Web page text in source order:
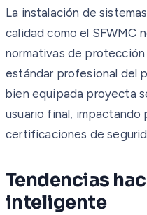
La instalación de
calidad como el SFWMC
normativas de
estándar profesional del
bien equipada proyecta
usuario final, impactando
certificaciones de
Tendencias
inteligente